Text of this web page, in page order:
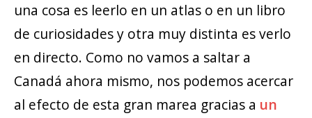
una cosa es leerlo en un atlas o en un libro
de curiosidades y otra muy distinta es verlo
en directo. Como no vamos a saltar a
Canadá ahora mismo, nos podemos acercar
al efecto de esta gran marea gracias a un